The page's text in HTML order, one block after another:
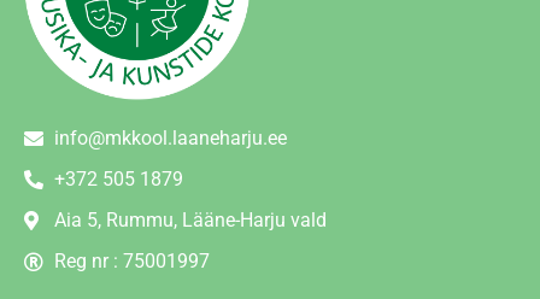
info@mkkool.laaneharju.ee
+372 505 1879
Aia 5, Rummu, Lääne-Harju vald
Reg nr : 75001997